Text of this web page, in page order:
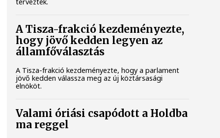
A Tisza-frakció kezdeményezte,
hogy jövő kedden legyen az
államfőválasztás
A Tisza-frakció kezdeményezte, hogy a parlament
jövő kedden válassza meg az új köztársasági
elnököt.
Valami óriási csapódott a Holdba
ma reggel